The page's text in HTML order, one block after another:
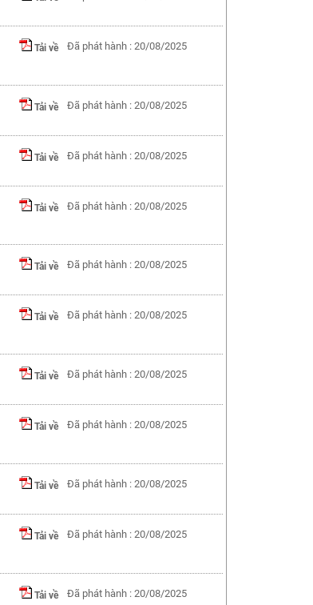
Tải về Đã phát hành : 20/08/2025
Tải về Đã phát hành : 20/08/2025
Tải về Đã phát hành : 20/08/2025
Tải về Đã phát hành : 20/08/2025
Tải về Đã phát hành : 20/08/2025
Tải về Đã phát hành : 20/08/2025
Tải về Đã phát hành : 20/08/2025
Tải về Đã phát hành : 20/08/2025
Tải về Đã phát hành : 20/08/2025
Tải về Đã phát hành : 20/08/2025
Tải về Đã phát hành : 20/08/2025